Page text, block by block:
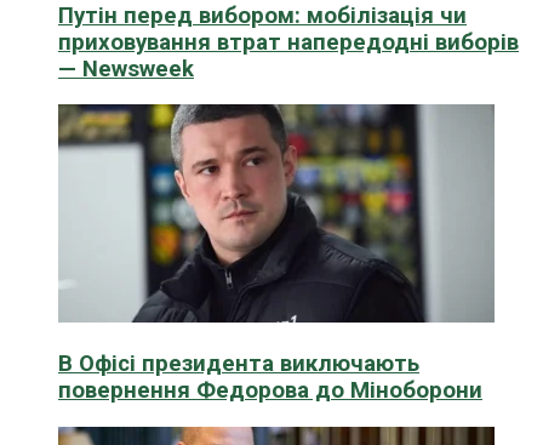
Путін перед вибором: мобілізація чи
приховування втрат напередодні виборів
— Newsweek
В Офісі президента виключають
повернення Федорова до Міноборони